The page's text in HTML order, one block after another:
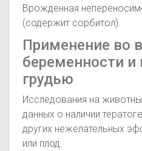
Врожденная
(содержит сорбитол).
Применение во
беременности и
грудью
Исследования на
данных о наличии
других нежелательных
или плод.